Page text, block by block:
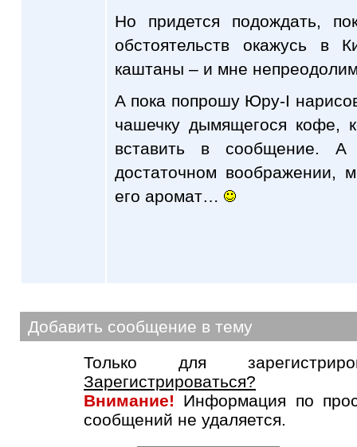
Но придется подождать,
обстоятельств окажусь в
каштаны – и мне
А пока попрошу Юру-I
чашечку дымящегося кофе,
вставить в сообщение.
достаточном воображении,
его аромат…
Добавить сообщение в тему
Только для
Зарегистрироваться?
Внимание! Информация по
сообщений не удаляется.